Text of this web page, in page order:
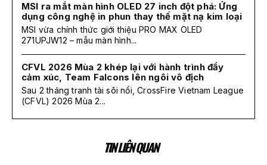
MSI ra mắt màn hình OLED 27 inch đột phá: Ứng
dụng công nghệ in phun thay thế mặt nạ kim loại
MSI vừa chính thức giới thiệu PRO MAX OLED
271UPJW12 – mẫu màn hình...
CFVL 2026 Mùa 2 khép lại với hành trình đầy
cảm xúc, Team Falcons lên ngôi vô địch
Sau 2 tháng tranh tài sôi nổi, CrossFire Vietnam League
(CFVL) 2026 Mùa 2...
TIN LIÊN QUAN